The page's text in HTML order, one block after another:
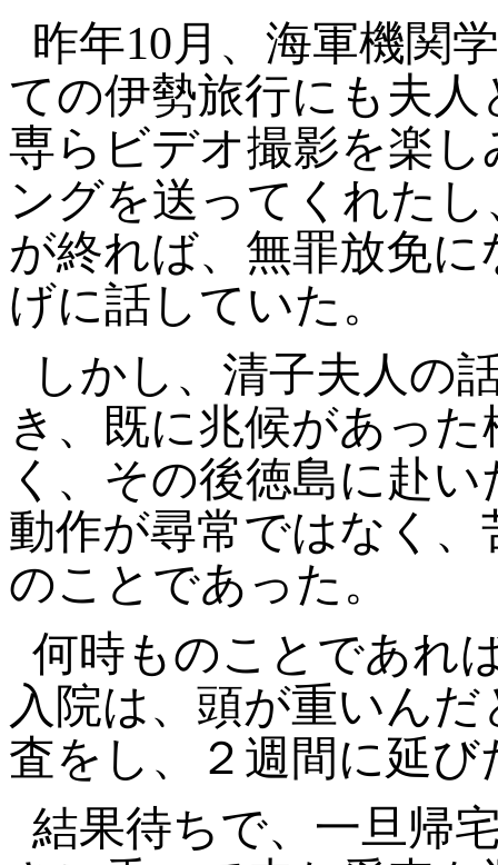
昨年10月、海軍機関
ての伊勢旅行にも夫
専らビデオ撮影を楽
ングを送ってくれた
が終れば、無罪放免
げに話していた。
しかし、清子夫人の
き、既に兆候があっ
く、その後徳島に赴
動作が尋常ではなく
のことであった。
何時ものことであれ
入院は、頭が重いん
査をし、２週間に延び
結果待ちで、一旦帰